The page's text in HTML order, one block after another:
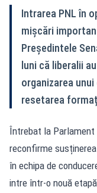
Intrarea PNL în
mișcări
Președintele
luni că liberalii
organizarea
resetarea
Întrebat la Parlament
reconfirme
în echipa de
intre într-o nouă